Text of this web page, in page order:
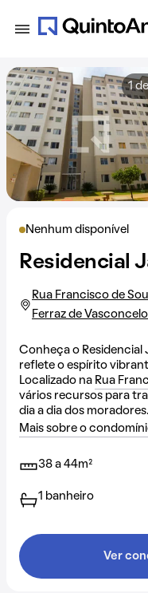
Nenhum disponível
Residencial
Rua Francisco de
Ferraz de
Conheça o Residencial
reflete o espírito
Localizado na Rua
vários recursos para
dia a dia dos moradores.
Mais sobre o
38 a 44m²
1 banheiro
Ver
1